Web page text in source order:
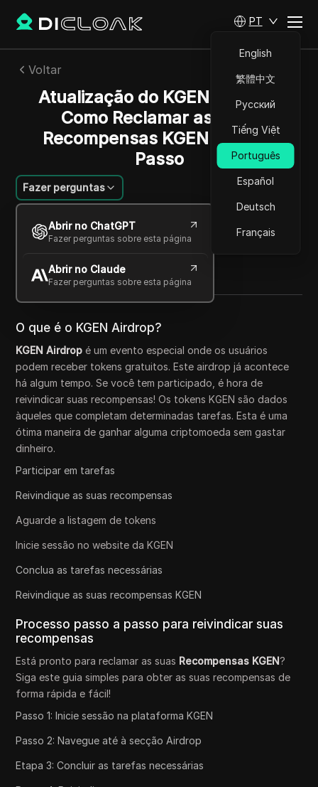
PT
English
繁體中文
Русский
Tiếng Việt
Português
Español
Deutsch
Français
Voltar
Atualização do KGEN Airdrop:
Como Reclamar as Suas
Recompensas KGEN Passo a
Passo
Fazer perguntas
Abrir no ChatGPT
Fazer perguntas sobre esta página
Abrir no Claude
Fazer perguntas sobre esta página
Jessica Wardell
07 out 2025 1 min de leitura
Copy Link
O que é o KGEN Airdrop?
KGEN Airdrop é um evento especial onde os usuários
podem receber tokens gratuitos. Este airdrop já acontece
há algum tempo. Se você tem participado, é hora de
reivindicar suas recompensas! Os tokens KGEN são dados
àqueles que completam determinadas tarefas. Esta é uma
ótima maneira de ganhar alguma criptomoeda sem gastar
dinheiro.
Participar em tarefas
Reivindique as suas recompensas
Aguarde a listagem de tokens
Inicie sessão no website da KGEN
Conclua as tarefas necessárias
Reivindique as suas recompensas KGEN
Processo passo a passo para reivindicar suas
recompensas
Está pronto para reclamar as suas Recompensas KGEN?
Siga este guia simples para obter as suas recompensas de
forma rápida e fácil!
Passo 1: Inicie sessão na plataforma KGEN
Passo 2: Navegue até à secção Airdrop
Etapa 3: Concluir as tarefas necessárias